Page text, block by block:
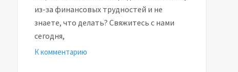
из-за финансовых трудностей и не
знаете, что делать? Свяжитесь с нами
сегодня,
К комментарию